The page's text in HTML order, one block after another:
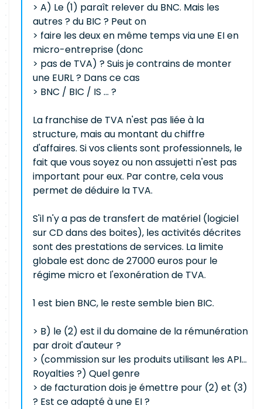
> A) Le (1) paraît relever du BNC. Mais les
autres ? du BIC ? Peut on
> faire les deux en même temps via une EI en
micro-entreprise (donc
> pas de TVA) ? Suis je contrains de monter
une EURL ? Dans ce cas
> BNC / BIC / IS ... ?
La franchise de TVA n'est pas liée à la
structure, mais au montant du chiffre
d'affaires. Si vos clients sont professionnels, le
fait que vous soyez ou non assujetti n'est pas
important pour eux. Par contre, cela vous
permet de déduire la TVA.
S'il n'y a pas de transfert de matériel (logiciel
sur CD dans des boites), les activités décrites
sont des prestations de services. La limite
globale est donc de 27000 euros pour le
régime micro et l'exonération de TVA.
1 est bien BNC, le reste semble bien BIC.
> B) le (2) est il du domaine de la rémunération
par droit d'auteur ?
> (commission sur les produits utilisant les API...
Royalties ?) Quel genre
> de facturation dois je émettre pour (2) et (3)
? Est ce adapté à une EI ?